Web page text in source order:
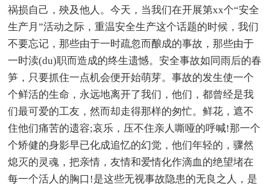
祸损自己，殃及他人。今天，当我们在开展第xx个“安全
生产月”活动之际，重温安全生产这个话题的时候，我们
不要忘记，那些由于一时疏忽而酿成的事故，那些由于
一时渎(du)职而造成的终生遗憾。安全事故如同雨后的春
笋，只要抓住一点机会便开始萌芽。事故的发生使一个
个鲜活的生命，永远地离开了我们，他们，都曾经是我
们最可爱的工友，然而却走得那样的匆忙。鲜花，遮不
住他们痛苦的遗容;哀乐，压不住亲人嘶哑的呼喊!那一个
个矫健的身影早已化成追忆的幻觉，他们年轻的，骤然
熄灭的灵魂，把亲情，友情和爱情化作滴血的绝望堵在
每一个活人的胸口!是这些无视事故隐患的无良之人，是